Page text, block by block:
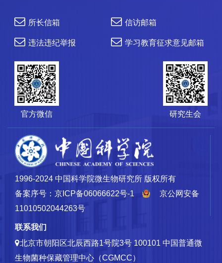
所长信箱 信访邮箱
违法违纪举报 学习教育征求意见邮箱
官方微信 研究生会
1996-2024 中国科学院微生物研究所 版权所有
备案序号：京ICP备06066622号-1
京公网安备
11010502044263号
联系我们
北京市朝阳区北辰西路1号院3号 100101 中国普通微
生物菌种保藏管理中心（CGMCC）